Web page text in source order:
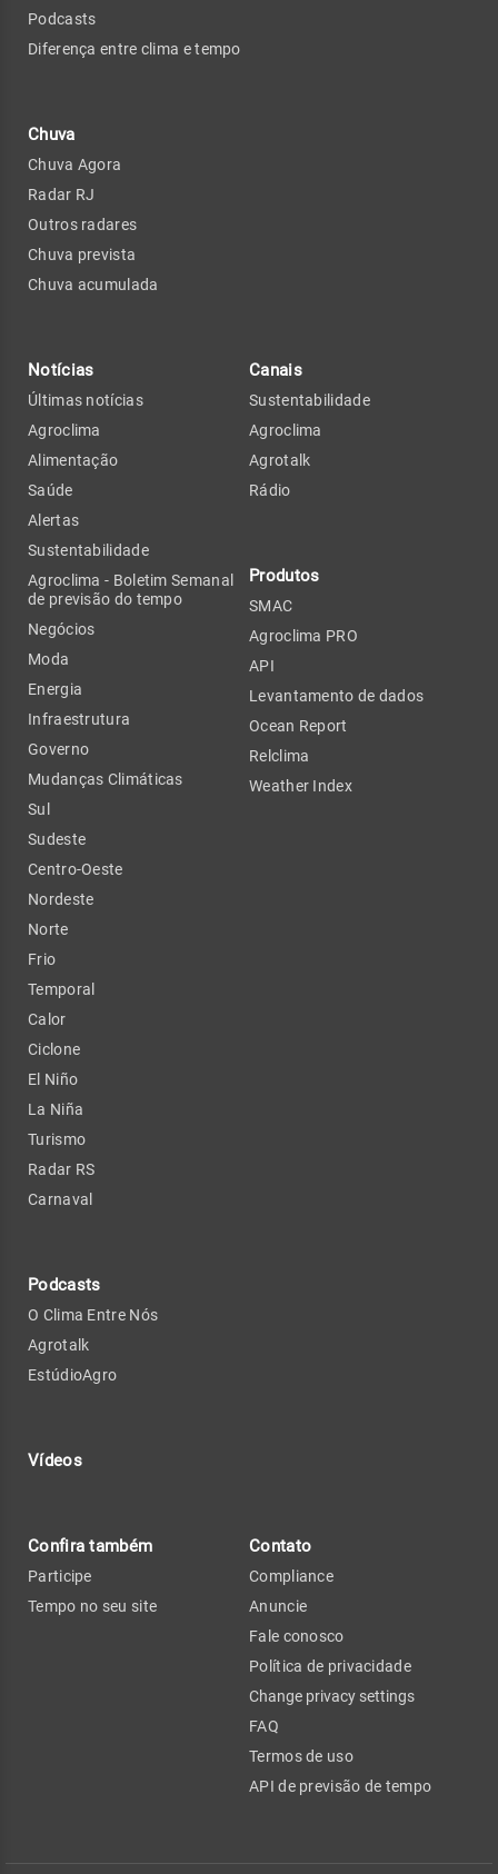
Podcasts
Diferença entre clima e tempo
Chuva
Chuva Agora
Radar RJ
Outros radares
Chuva prevista
Chuva acumulada
Notícias
Últimas notícias
Agroclima
Alimentação
Saúde
Alertas
Sustentabilidade
Agroclima - Boletim Semanal
de previsão do tempo
Negócios
Moda
Energia
Infraestrutura
Governo
Mudanças Climáticas
Sul
Sudeste
Centro-Oeste
Nordeste
Norte
Frio
Temporal
Calor
Ciclone
El Niño
La Niña
Turismo
Radar RS
Carnaval
Podcasts
O Clima Entre Nós
Agrotalk
EstúdioAgro
Vídeos
Canais
Sustentabilidade
Agroclima
Agrotalk
Rádio
Produtos
SMAC
Agroclima PRO
API
Levantamento de dados
Ocean Report
Relclima
Weather Index
Confira também
Participe
Tempo no seu site
Contato
Compliance
Anuncie
Fale conosco
Política de privacidade
Change privacy settings
FAQ
Termos de uso
API de previsão de tempo